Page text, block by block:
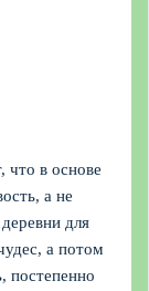
что в основе
а не
для
а потом
постепенно